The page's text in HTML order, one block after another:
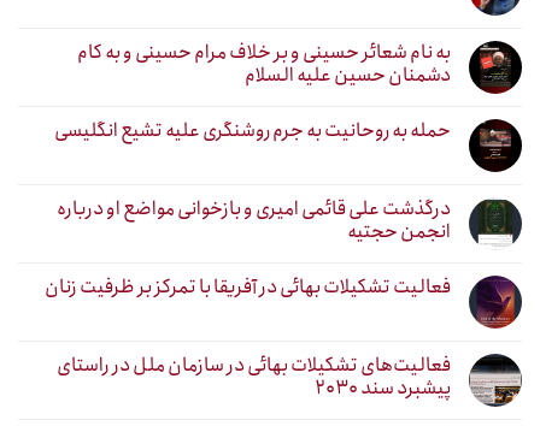
به نام شعائر حسینی و بر خلاف مرام حسینی و به کام
دشمنان حسین علیه السلام
حمله به روحانیت به جرم روشنگری علیه تشیع انگلیسی
درگذشت علی قائمی امیری و بازخوانی مواضع او درباره
انجمن حجتیه
فعالیت تشکیلات بهائی در آفریقا با تمرکز بر ظرفیت زنان
فعالیت‌های تشکیلات بهائی در سازمان ملل در راستای
پیشبرد سند ۲۰۳۰